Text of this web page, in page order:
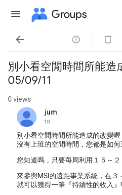
Groups

別小看空閒時間所能造
05/09/11
0 views
jum
unread,
to
別小看空閒時間所能造成的改變
沒有上班的空閒時間，您都是如何
您知道嗎，只要每周利用１５～
來參與MSI的遠距事業系統，在３
就可以獲得一筆『持續性的收入』!